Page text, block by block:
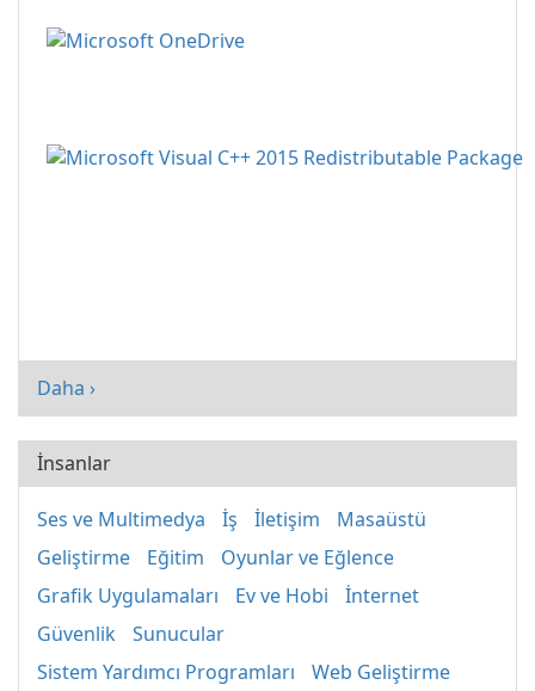
Daha ›
İnsanlar
Ses ve Multimedya İş İletişim
Masaüstü
Geliştirme
Eğitim
Oyunlar ve Eğlence
Grafik Uygulamaları
Ev ve Hobi
İnternet
Güvenlik
Sunucular
Sistem Yardımcı Programları
Web Geliştirme